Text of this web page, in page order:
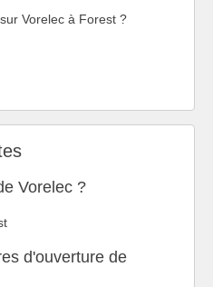
Vorelec à Forest ?
Vorelec ?
d'ouverture de